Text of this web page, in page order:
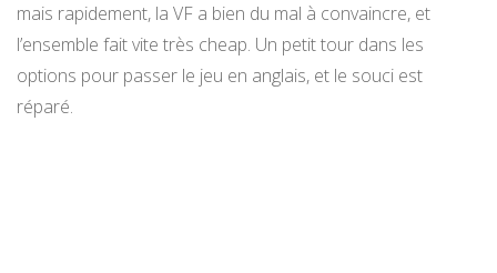
mais rapidement, la VF a bien du mal à convaincre, et
l’ensemble fait vite très cheap. Un petit tour dans les
options pour passer le jeu en anglais, et le souci est
réparé.